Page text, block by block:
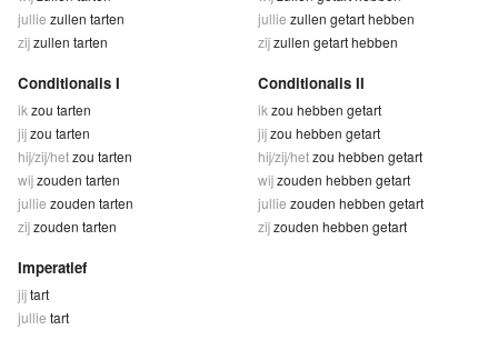
jullie zullen tarten
zijzullen tarten
jullie zullen getart hebben
zijzullen getart hebben
Conditionalis I
ik zou tarten
jijzou tarten
hij/zij/hetzou tarten
wijzouden tarten
jullie zouden tarten
zijzouden tarten
Conditionalis II
ik zou hebben getart
jijzou hebben getart
hij/zij/hetzou hebben getart
wijzouden hebben getart
jullie zouden hebben getart
zijzouden hebben getart
Imperatief
jijtart
jullie tart